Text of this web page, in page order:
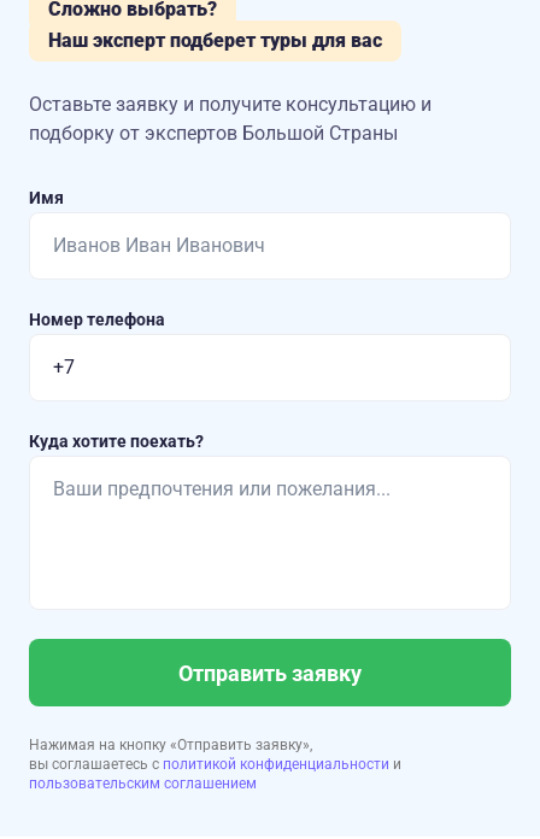
Сложно выбрать?
Наш эксперт подберет туры для вас
Оставьте заявку и получите консультацию и
подборку от экспертов Большой Страны
Имя
Номер телефона
Куда хотите поехать?
Отправить заявку
Нажимая на кнопку «Отправить заявку»,
вы соглашаетесь с политикой конфиденциальности и
пользовательским соглашением